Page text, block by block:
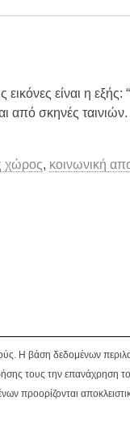
είναι η
σκηνές ταινιών.
χώρος, κοινωνική
Η βάση δεδομένων
τους την επανάχρηση
προορίζονται